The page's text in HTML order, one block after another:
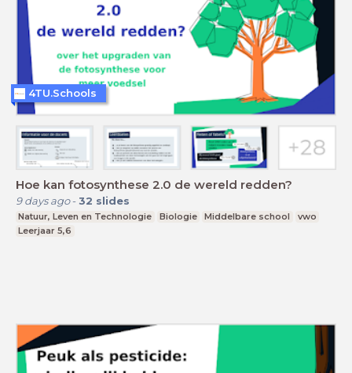
Hoe kan fotosynthese 2.0 de wereld redden?
9 days ago- 32 slides
Natuur, Leven en Technologie Biologie Middelbare school
vwo
Leerjaar 5,6
4TU.Schools